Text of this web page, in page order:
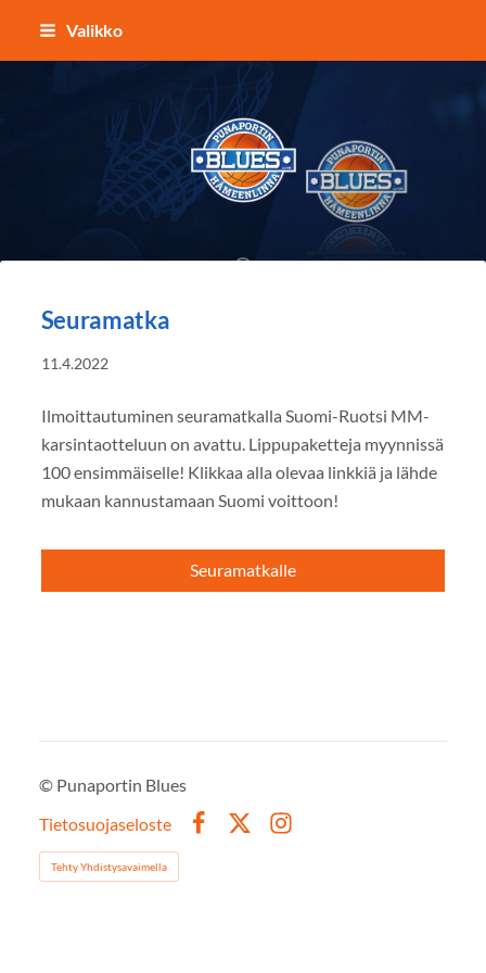
Siirry
Valikko
Punaportin Blues - Koripalloa
Seuramatka
11.4.2022
Ilmoittautuminen seuramatkalla Suomi-Ruotsi MM-
karsintaotteluun on avattu. Lippupaketteja myynnissä
100 ensimmäiselle! Klikkaa alla olevaa linkkiä ja lähde
mukaan kannustamaan Suomi voittoon!
Seuramatkalle
© Punaportin Blues
Tietosuojaseloste
Tehty Yhdistysavaimella